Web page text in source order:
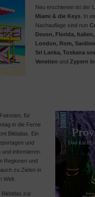
Neu erschienen ist der
Miami & die Keys. In
Nachauflage sind nun
Devon, Florida,
London, Rom,
Sri Lanka, Toskana
Venetien und Zypern
für
in die Ferne
Bildatlas. Ein
und
informieren.
Regionen und
zu Zielen in
Welt.
zur